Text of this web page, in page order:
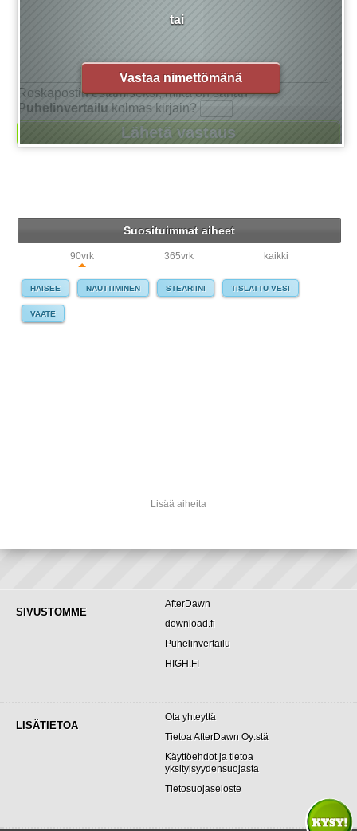
tai
Vastaa nimettömänä
Roskapostin estämiseksi, mikä on sanan
Puhelinvertailu kolmas kirjain?
Suosituimmat aiheet
90vrk 365vrk kaikki
HAISEE NAUTTIMINEN STEARIINI TISLATTU VESI
VAATE
Lisää aiheita
SIVUSTOMME
AfterDawn
download.fi
Puhelinvertailu
HIGH.FI
LISÄTIETOA
Ota yhteyttä
Tietoa AfterDawn Oy:stä
Käyttöehdot ja tietoa
yksityisyydensuojasta
Tietosuojaseloste